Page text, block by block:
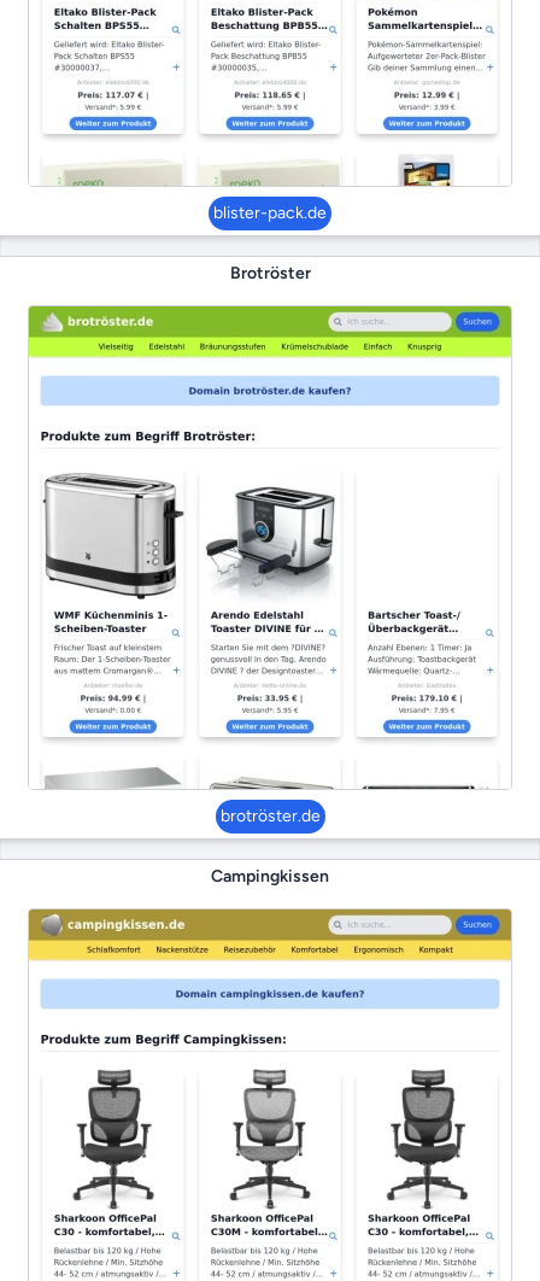
blister-pack.de
Brotröster
brotröster.de
Campingkissen